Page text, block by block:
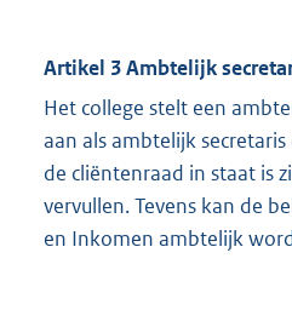
Artikel 3 Ambtelijk
Het college stelt een
aan als ambtelijk
de cliëntenraad in staat is
vervullen. Tevens kan de
en Inkomen ambtelijk